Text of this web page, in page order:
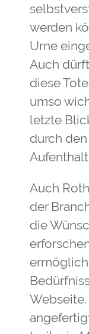
werden
Urne
Auch
diese
umso
letzte
durch
Auch
der
die